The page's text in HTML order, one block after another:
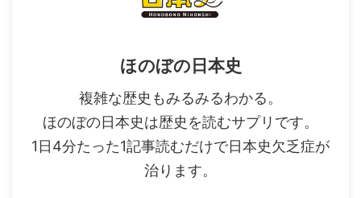
ほのぼの日本史
複雑な歴史もみるみるわかる。
ほのぼの日本史は歴史を読むサプリです。
1日4分たった1記事読むだけで日本史欠乏症が
治ります。